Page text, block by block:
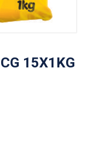
15X1KG